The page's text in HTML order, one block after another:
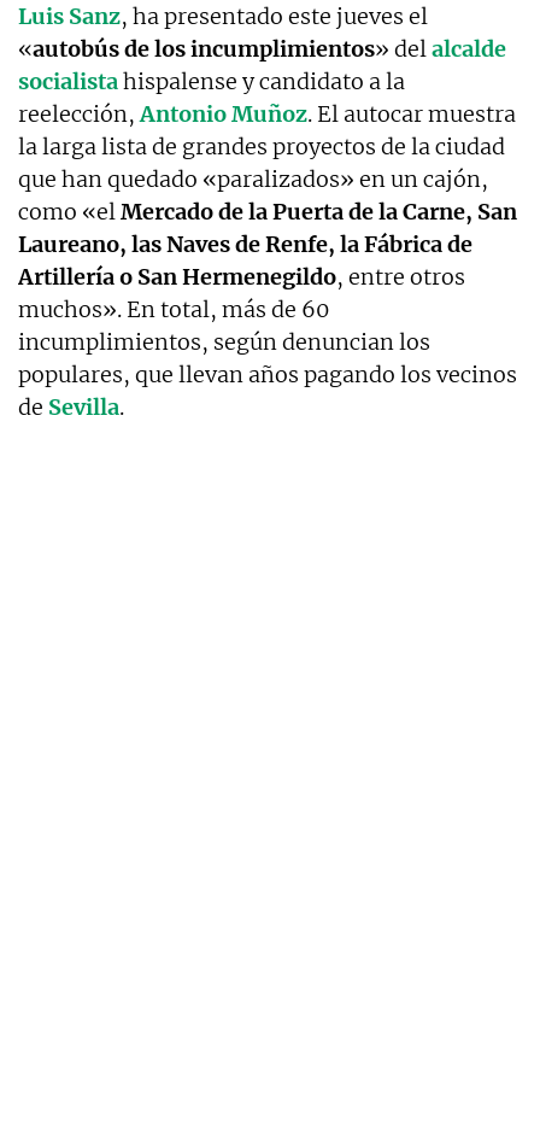
Luis Sanz, ha presentado este jueves el
«autobús de los incumplimientos» delalcalde
socialistahispalense y candidato a la
reelección,Antonio Muñoz. El autocar muestra
la larga lista de grandes proyectos de la ciudad
que han quedado «paralizados» en un cajón,
como «elMercado de la Puerta de la Carne, San
Laureano, las Naves de Renfe, la Fábrica de
Artillería o San Hermenegildo, entre otros
muchos». En total, más de 60
incumplimientos, según denuncian los
populares, que llevan años pagando los vecinos
de Sevilla.